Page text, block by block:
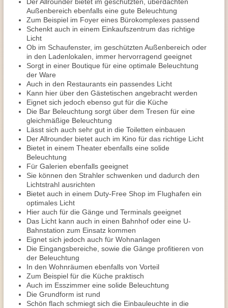
Außenbereich ebenfalls eine gute Beleuchtung
Zum Beispiel im Foyer eines Bürokomplexes passend
Schenkt auch in einem Einkaufszentrum das richtige
Licht
Ob im Schaufenster, im geschützten Außenbereich oder
in den Ladenlokalen, immer hervorragend geeignet
Sorgt in einer Boutique für eine optimale Beleuchtung
der Ware
Auch in den Restaurants ein passendes Licht
Kann hier über den Gästetischen angebracht werden
Eignet sich jedoch ebenso gut für die Küche
Die Bar Beleuchtung sorgt über dem Tresen für eine
gleichmäßige Beleuchtung
Lässt sich auch sehr gut in die Toiletten einbauen
Der Allrounder bietet auch im Kino für das richtige Licht
Bietet in einem Theater ebenfalls eine solide
Beleuchtung
Für Galerien ebenfalls geeignet
Sie können den Strahler schwenken und dadurch den
Lichtstrahl ausrichten
Bietet auch in einem Duty-Free Shop im Flughafen ein
optimales Licht
Hier auch für die Gänge und Terminals geeignet
Das Licht kann auch in einen Bahnhof oder eine U-
Bahnstation zum Einsatz kommen
Eignet sich jedoch auch für Wohnanlagen
Die Eingangsbereiche, sowie die Gänge profitieren von
der Beleuchtung
In den Wohnräumen ebenfalls von Vorteil
Zum Beispiel für die Küche praktisch
Auch im Esszimmer eine solide Beleuchtung
Die Grundform ist rund
Schön flach schmiegt sich die Einbauleuchte in die